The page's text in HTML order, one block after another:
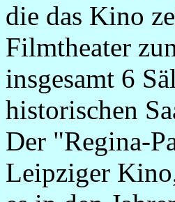
die das Kino
Filmtheater
insgesamt 6
historischen
Der "Regina-
Leipziger